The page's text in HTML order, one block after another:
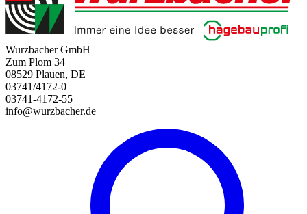
Wurzbacher GmbH
Zum Plom 34
08529 Plauen, DE
03741/4172-0
03741-4172-55
info@wurzbacher.de